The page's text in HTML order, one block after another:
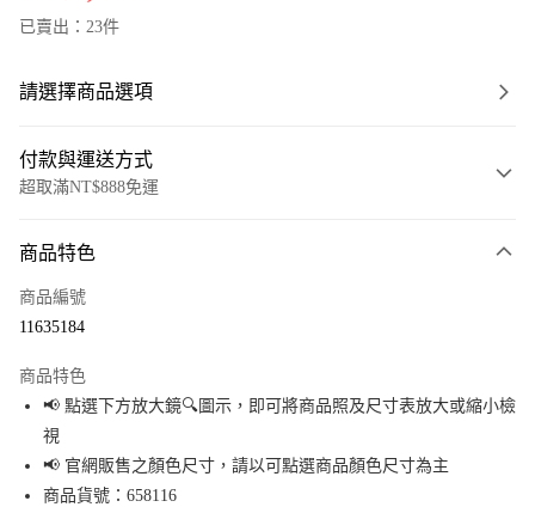
已賣出：23件
請選擇商品選項
付款與運送方式
超取滿NT$888免運
信用卡一次付款
Apple Pay
街口支付
悠遊付
商品特色
商品編號
11635184
商品特色
📢 點選下方放大鏡🔍圖示，即可將商品照及尺寸表放大或縮小檢
視
📢 官網販售之顏色尺寸，請以可點選商品顏色尺寸為主
商品貨號：658116